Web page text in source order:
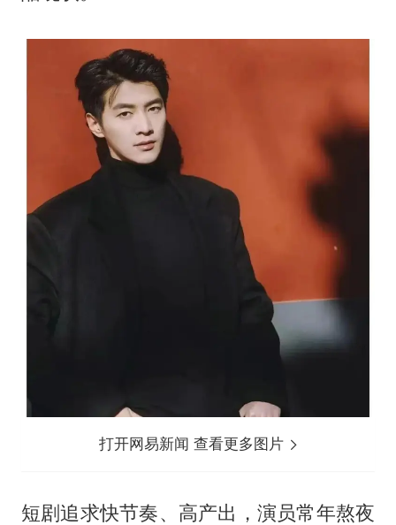
打开网易新闻 查看更多图片
短剧追求快节奏、高产出，演员常年熬夜